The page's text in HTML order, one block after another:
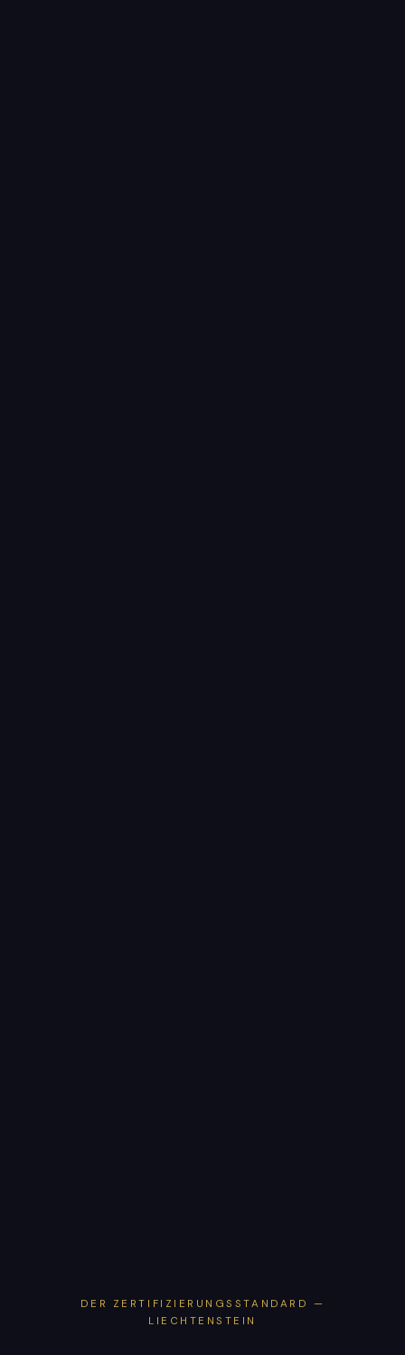
DER ZERTIFIZIERUNGSSTANDARD —
LIECHTENSTEIN